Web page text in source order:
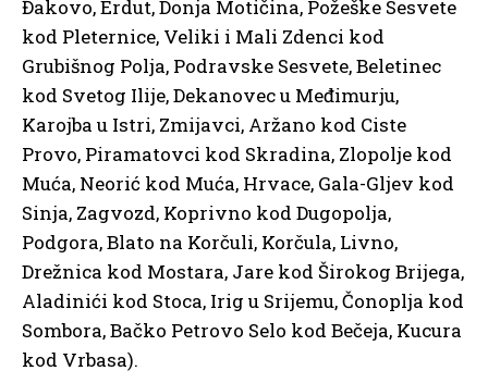
Đakovo, Erdut, Donja Motičina, Požeške Sesvete
kod Pleternice, Veliki i Mali Zdenci kod
Grubišnog Polja, Podravske Sesvete, Beletinec
kod Svetog Ilije, Dekanovec u Međimurju,
Karojba u Istri, Zmijavci, Aržano kod Ciste
Provo, Piramatovci kod Skradina, Zlopolje kod
Muća, Neorić kod Muća, Hrvace, Gala-Gljev kod
Sinja, Zagvozd, Koprivno kod Dugopolja,
Podgora, Blato na Korčuli, Korčula, Livno,
Drežnica kod Mostara, Jare kod Širokog Brijega,
Aladinići kod Stoca, Irig u Srijemu, Čonoplja kod
Sombora, Bačko Petrovo Selo kod Bečeja, Kucura
kod Vrbasa).